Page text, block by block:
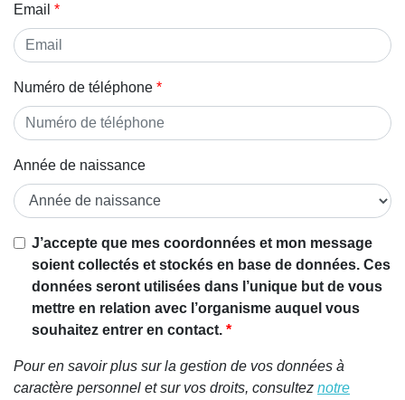
Email
Numéro de téléphone
Année de naissance
J’accepte que mes coordonnées et mon message
soient collectés et stockés en base de données. Ces
données seront utilisées dans l’unique but de vous
mettre en relation avec l’organisme auquel vous
souhaitez entrer en contact.
Pour en savoir plus sur la gestion de vos données à
caractère personnel et sur vos droits, consultez notre